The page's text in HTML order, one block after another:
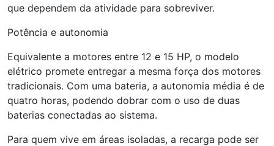
que dependem da atividade para sobreviver.
Potência e autonomia
Equivalente a motores entre 12 e 15 HP, o modelo
elétrico promete entregar a mesma força dos motores
tradicionais. Com uma bateria, a autonomia média é de
quatro horas, podendo dobrar com o uso de duas
baterias conectadas ao sistema.
Para quem vive em áreas isoladas, a recarga pode ser